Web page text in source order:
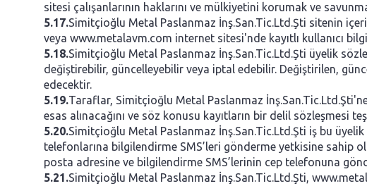
sitesi çalışanlarının haklarını ve mülkiyetini korumak ve
5.17.Simitçioğlu Metal Paslanmaz İnş.San.Tic.Ltd.Şti sitenin
veya www.metalavm.com internet sitesi'nde kayıtlı kullanıcı
5.18.Simitçioğlu Metal Paslanmaz İnş.San.Tic.Ltd.Şti üyelik
değiştirebilir, güncelleyebilir veya iptal edebilir. Değiştirilen,
edecektir.
5.19.Taraflar, Simitçioğlu Metal Paslanmaz
esas alınacağını ve söz konusu kayıtların bir delil sözleşmesi
5.20.Simitçioğlu Metal Paslanmaz İnş.San.Tic.Ltd.Şti iş bu
telefonlarına bilgilendirme SMS’leri gönderme yetkisine sahip
posta adresine ve bilgilendirme SMS’lerinin cep telefonuna
5.21.Simitçioğlu Metal Paslanmaz İnş.San.Tic.Ltd.Şti,